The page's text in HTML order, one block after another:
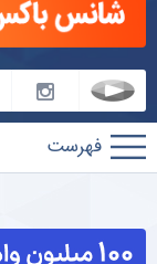
پارس
فوتبال